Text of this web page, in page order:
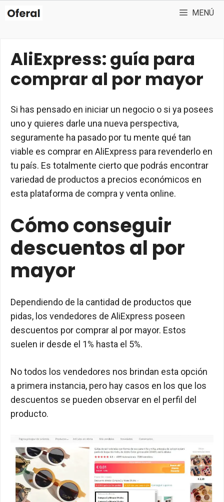
Saltar
MENÚ
AliExpress: guía para
comprar al por mayor
Si has pensado en iniciar un negocio o si ya posees
uno y quieres darle una nueva perspectiva,
seguramente ha pasado por tu mente qué tan
viable es comprar en AliExpress para revenderlo en
tu país. Es totalmente cierto que podrás encontrar
variedad de productos a precios económicos en
esta plataforma de compra y venta online.
Cómo conseguir
descuentos al por
mayor
Dependiendo de la cantidad de productos que
pidas, los vendedores de AliExpress poseen
descuentos por comprar al por mayor. Estos
suelen ir desde el 1% hasta el 5%.
No todos los vendedores nos brindan esta opción
a primera instancia, pero hay casos en los que los
descuentos se pueden observar en el perfil del
producto.